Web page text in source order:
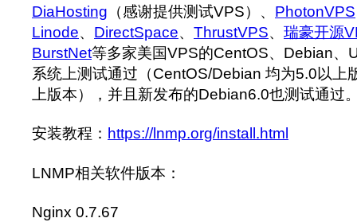
DiaHosting （感谢提供测试VPS）、 PhotonVPS
Linode、 DirectSpace、 ThrustVPS、 瑞豪开源
BurstNet等多家美国VPS的CentOS、Debian、
系统上测试通过（CentOS/Debian 均为5.0以上
上版本），并且新发布的Debian6.0也测试通过
安装教程： https://lnmp.org/install.html
LNMP相关软件版本：
Nginx 0.7.67